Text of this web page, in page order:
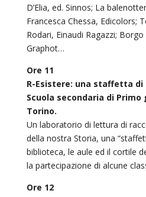
D’Elia, ed. Sinnos; La
Francesca Chessa, Edicolors;
Rodari, Einaudi Ragazzi;
Graphot…
Ore 11
R-Esistere: una staffetta
Scuola secondaria di Primo
Torino.
Un laboratorio di lettura di
della nostra Storia, una
biblioteca, le aule ed il cortile
la partecipazione di alcune
Ore 12